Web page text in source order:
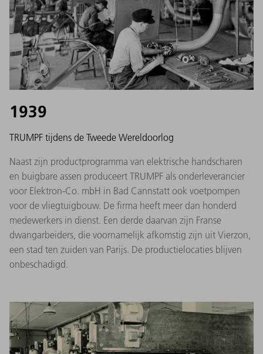
1939
TRUMPF tijdens de Tweede Wereldoorlog
Naast zijn productprogramma van elektrische handscharen
en buigbare assen produceert TRUMPF als onderleverancier
voor Elektron-Co. mbH in Bad Cannstatt ook voetpompen
voor de vliegtuigbouw. De firma heeft meer dan honderd
medewerkers in dienst. Een derde daarvan zijn Franse
dwangarbeiders, die voornamelijk afkomstig zijn uit Vierzon,
een stad ten zuiden van Parijs. De productielocaties blijven
onbeschadigd.